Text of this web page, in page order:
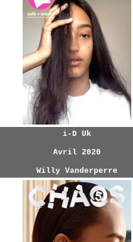
i-D Uk
Avril 2020
Willy Vanderperre